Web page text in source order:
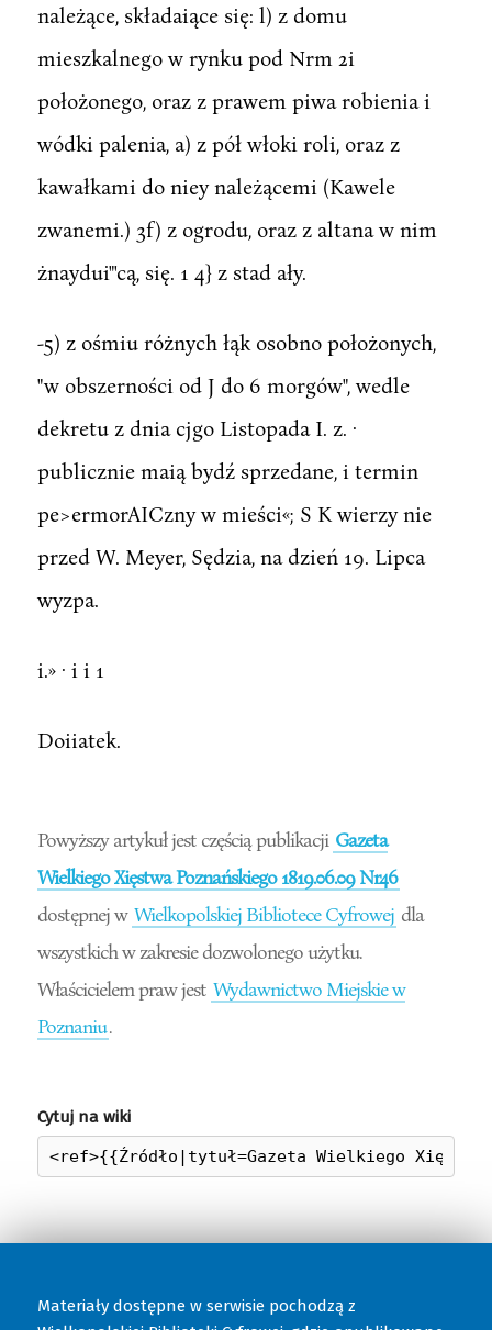
należące, składaiące się: l) z domu
mieszkalnego w rynku pod Nrm 2i
położonego, oraz z prawem piwa robienia i
wódki palenia, a) z pół włoki roli, oraz z
kawałkami do niey należącemi (Kawele
zwanemi.) 3f) z ogrodu, oraz z altana w nim
żnaydui"'cą, się. 1 4} z stad ały.
-5) z ośmiu różnych łąk osobno położonych,
"w obszerności od J do 6 morgów", wedle
dekretu z dnia cjgo Listopada I. z. ·
publicznie maią bydź sprzedane, i termin
pe>ermorAICzny w mieści«; S K wierzy nie
przed W. Meyer, Sędzia, na dzień 19. Lipca
wyzpa.
i.» · i i 1
Doiiatek.
Powyższy artykuł jest częścią publikacji Gazeta
Wielkiego Xięstwa Poznańskiego 1819.06.09 Nr46
dostępnej w Wielkopolskiej Bibliotece Cyfrowej dla
wszystkich w zakresie dozwolonego użytku.
Właścicielem praw jest Wydawnictwo Miejskie w
Poznaniu.
Cytuj na wiki
Materiały dostępne w serwisie pochodzą z